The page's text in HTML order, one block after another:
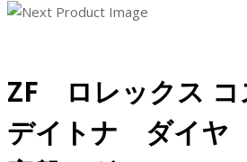
の
¥134,000.00
し
は
¥104,000.00
で
ZF ロレックス コ
デイトナ ダイヤ